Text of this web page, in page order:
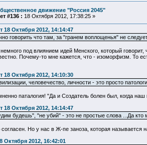
движение "Россия 2045"
#136 : 18 Октября 2012, 17:38:25 »
18 Октября 2012, 14:14:47
говорить что там, за "гранем воплощенья" не
под влиянием идей Менского, который
Почему-то мне кажется, что - изоморфизм. То
18 Октября 2012, 14:10:30
человечество, личности - это просто
паталогия! "Да и Создатель болен был, когда наш
18 Октября 2012, 14:14:47
будешь", "не убий" - это не простые слова ...Да кто
Но у нас в Ж-пе заноза, которая называется
Октября 2012, 16:42:01